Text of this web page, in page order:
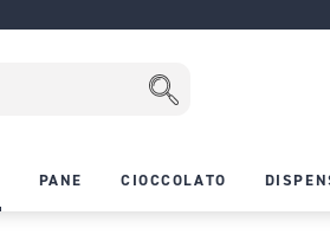
PANE CIOCCOLATO